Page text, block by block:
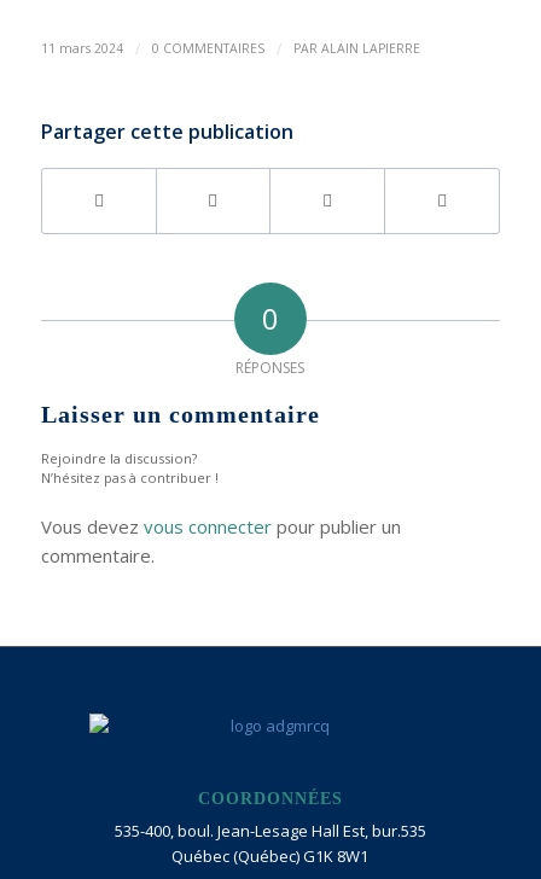
11 mars 2024 / 0 COMMENTAIRES / PAR ALAIN LAPIERRE
Partager cette publication
0
RÉPONSES
Laisser un commentaire
Rejoindre la discussion?
N’hésitez pas à contribuer !
Vous devez vous connecterpour publier un
commentaire.
COORDONNÉES
535-400, boul. Jean-Lesage Hall Est, bur.535
Québec (Québec) G1K 8W1